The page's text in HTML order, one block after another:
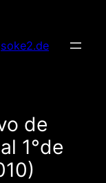
soke2.de
de
1°de